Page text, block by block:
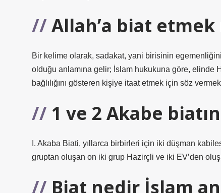
Allah’a biat
Bir kelime olarak, sadakat, yani birisinin
olduğu anlamına gelir; İslam hukukuna göre, elinde
bağlılığını gösteren kişiye itaat etmek için söz
1 ve 2 Akabe
I. Akaba Biati, yıllarca birbirleri için iki düşman
gruptan oluşan on iki grup Hazirçli ve iki EV’den
Biat nedir İslam